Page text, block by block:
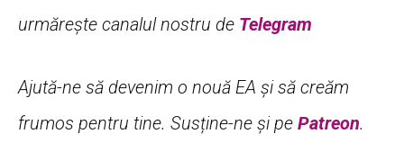
urmărește canalul nostru de Telegram
Ajută-ne să devenim o nouă EA și să creăm
frumos pentru tine. Susține-ne și pe Patreon.